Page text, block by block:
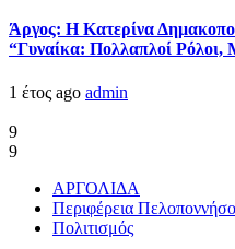
Άργος: Η Κατερίνα
“Γυναίκα: Πολλαπλοί Ρόλοι,
1 έτος ago admin
9
9
ΑΡΓΟΛΙΔΑ
Περιφέρεια
Πολιτισμός